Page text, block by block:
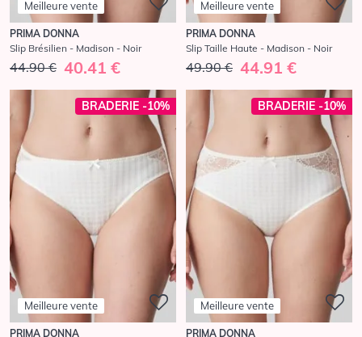
Meilleure vente
PRIMA DONNA
Slip Brésilien - Madison - Noir
44.90 € 40.41 €
Meilleure vente
PRIMA DONNA
Slip Taille Haute - Madison - Noir
49.90 € 44.91 €
BRADERIE -10%
Meilleure vente
PRIMA DONNA
BRADERIE -10%
Meilleure vente
PRIMA DONNA